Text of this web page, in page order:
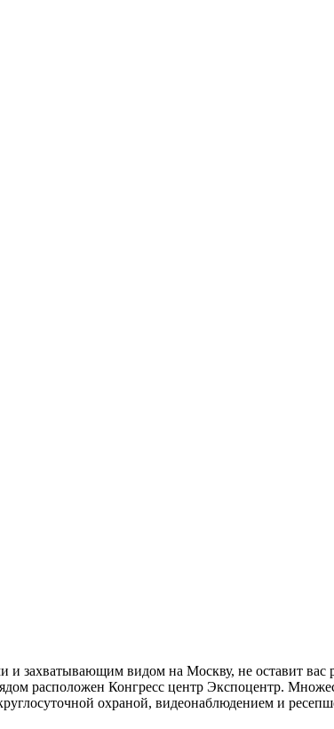
захватывающим видом на Москву, не оставит вас
расположен Конгресс центр Экспоцентр.
охраной, видеонаблюдением и